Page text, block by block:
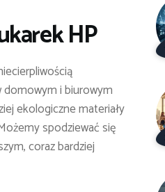
HP
domowym i biurowym
ekologiczne materiały
spodziewać się
coraz bardziej